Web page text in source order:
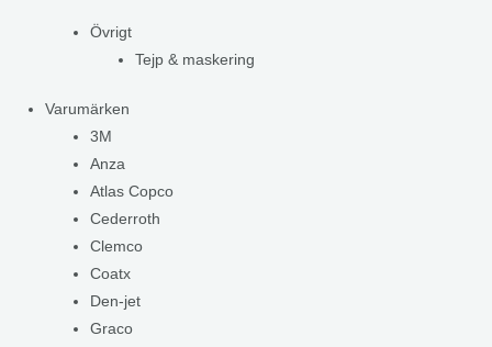
Övrigt
Tejp & maskering
Varumärken
3M
Anza
Atlas Copco
Cederroth
Clemco
Coatx
Den-jet
Graco